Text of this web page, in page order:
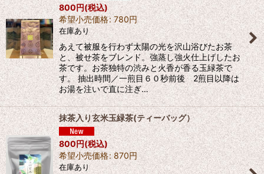
800円(税込)
希望小売価格: 780円
在庫あり
あえて被服を行わず太陽の光を沢山浴びたお茶
と、被せ茶をブレンド。強蒸し強火仕上げしたお
茶です。お茶独特の渋みと火香が香る玉緑茶で
す。 抽出時間／一煎目６０秒前後 2煎目以降は
お湯を注いで直に注ぎ…
抹茶入り玄米玉緑茶(ティーバッグ）
800円(税込)
希望小売価格: 870円
在庫あり